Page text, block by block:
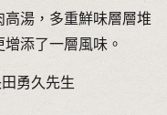
湯，多重鮮味層層堆
添了一層風味。
勇久先生